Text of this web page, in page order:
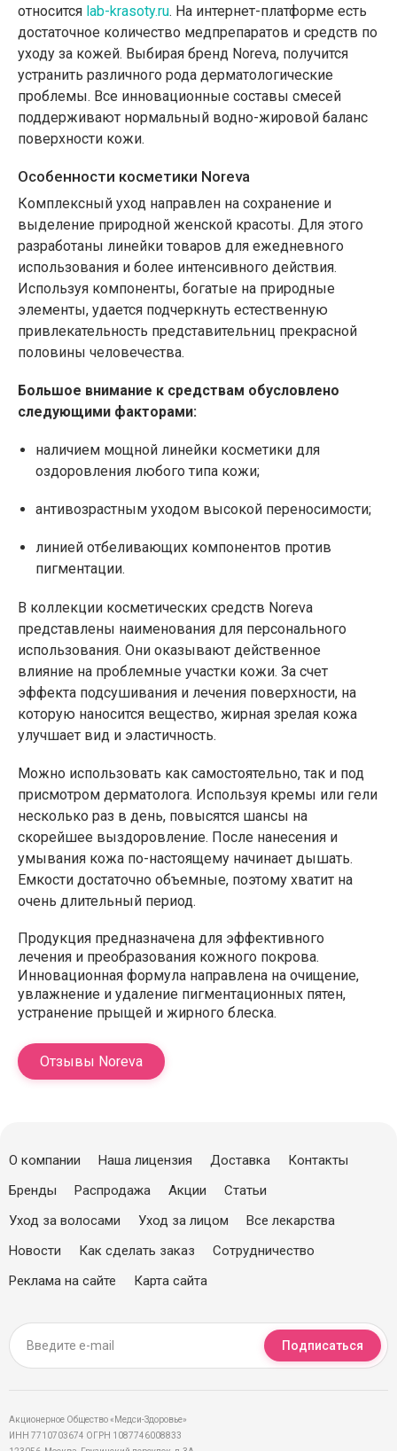
относится lab-krasoty.ru. На интернет-платформе есть
достаточное количество медпрепаратов и средств по
уходу за кожей. Выбирая бренд Noreva, получится
устранить различного рода дерматологические
проблемы. Все инновационные составы смесей
поддерживают нормальный водно-жировой баланс
поверхности кожи.
Особенности косметики Noreva
Комплексный уход направлен на сохранение и
выделение природной женской красоты. Для этого
разработаны линейки товаров для ежедневного
использования и более интенсивного действия.
Используя компоненты, богатые на природные
элементы, удается подчеркнуть естественную
привлекательность представительниц прекрасной
половины человечества.
Большое внимание к средствам обусловлено
следующими факторами:
наличием мощной линейки косметики для
оздоровления любого типа кожи;
антивозрастным уходом высокой переносимости;
линией отбеливающих компонентов против
пигментации.
В коллекции косметических средств Noreva
представлены наименования для персонального
использования. Они оказывают действенное
влияние на проблемные участки кожи. За счет
эффекта подсушивания и лечения поверхности, на
которую наносится вещество, жирная зрелая кожа
улучшает вид и эластичность.
Можно использовать как самостоятельно, так и под
присмотром дерматолога. Используя кремы или гели
несколько раз в день, повысятся шансы на
скорейшее выздоровление. После нанесения и
умывания кожа по-настоящему начинает дышать.
Емкости достаточно объемные, поэтому хватит на
очень длительный период.
Продукция предназначена для эффективного
лечения и преобразования кожного покрова.
Инновационная формула направлена на очищение,
увлажнение и удаление пигментационных пятен,
устранение прыщей и жирного блеска.
Отзывы Noreva
О компании Наша лицензия Доставка
Контакты
Бренды
Распродажа Акции
Статьи
Уход за волосами
Уход за лицом
Все лекарства
Новости
Как сделать заказ
Сотрудничество
Реклама на сайте
Карта сайта
Подписаться
Акционерное Общество «Медси-Здоровье»
ИНН 7710703674 ОГРН 1087746008833